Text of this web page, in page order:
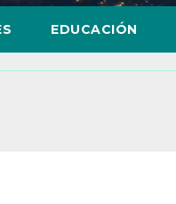
EDUCACIÓN